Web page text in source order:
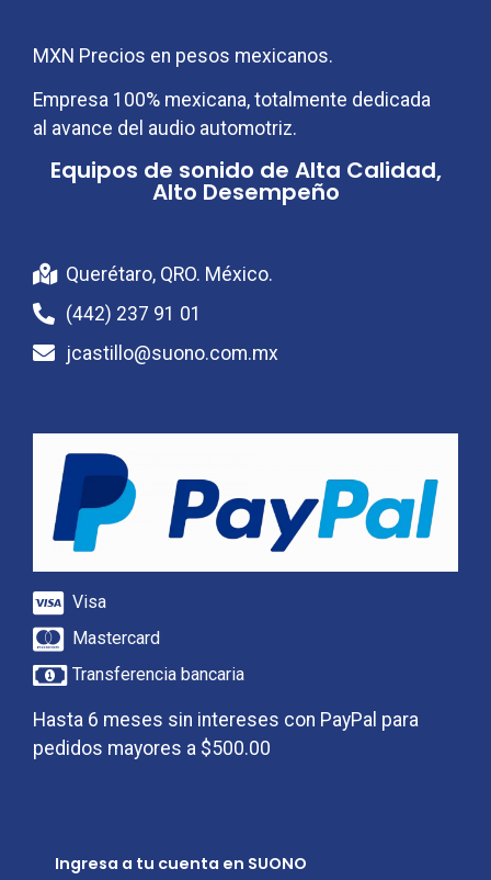
MXN Precios en pesos mexicanos.
Empresa 100% mexicana, totalmente dedicada
al avance del audio automotriz.
Equipos de sonido de Alta Calidad,
Alto Desempeño
Audio y sonido para tu coche
Querétaro, QRO. México.
(442) 237 91 01
jcastillo@suono.com.mx
Visa
Mastercard
Transferencia bancaria
Hasta 6 meses sin intereses con PayPal para
pedidos mayores a $500.00
Ingresa a tu cuenta en SUONO